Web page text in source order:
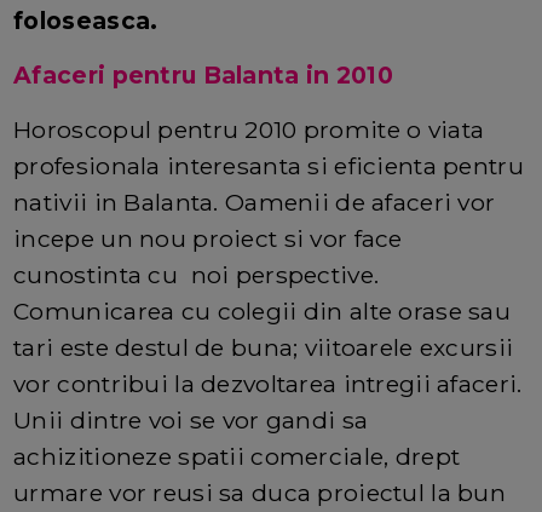
foloseasca.
Afaceri pentru Balanta in 2010
Horoscopul pentru 2010 promite o viata
profesionala interesanta si eficienta pentru
nativii in Balanta. Oamenii de afaceri vor
incepe un nou proiect si vor face
cunostinta cu noi perspective.
Comunicarea cu colegii din alte orase sau
tari este destul de buna; viitoarele excursii
vor contribui la dezvoltarea intregii afaceri.
Unii dintre voi se vor gandi sa
achizitioneze spatii comerciale, drept
urmare vor reusi sa duca proiectul la bun